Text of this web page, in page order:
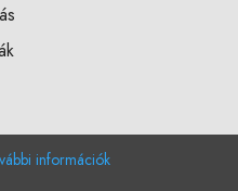
információk